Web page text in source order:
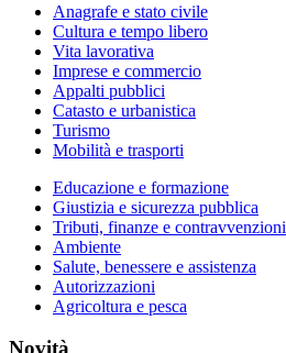
Anagrafe e stato civile
Cultura e tempo libero
Vita lavorativa
Imprese e commercio
Appalti pubblici
Catasto e urbanistica
Turismo
Mobilità e trasporti
Educazione e formazione
Giustizia e sicurezza pubblica
Tributi, finanze e contravvenzioni
Ambiente
Salute, benessere e assistenza
Autorizzazioni
Agricoltura e pesca